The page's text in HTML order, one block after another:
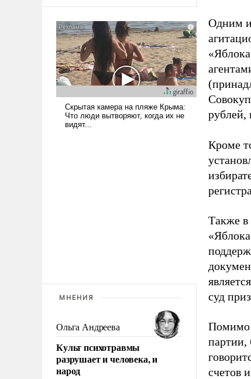
МНЕНИЯ
Ольга Андреева
Культ психотравмы
разрушает и человека, и
народ
Одним
рублей,
Кроме
Также в
суд
Помимо
партии,
счетов